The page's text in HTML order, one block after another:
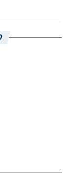
la
distanza con